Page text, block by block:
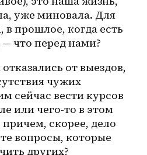
уже миновала. Для
в прошлое, когда есть
— что перед нами?
от выездов,
чужих
сейчас вести курсов
или чего-то в этом
скорее, дело
вопросы, которые
других?